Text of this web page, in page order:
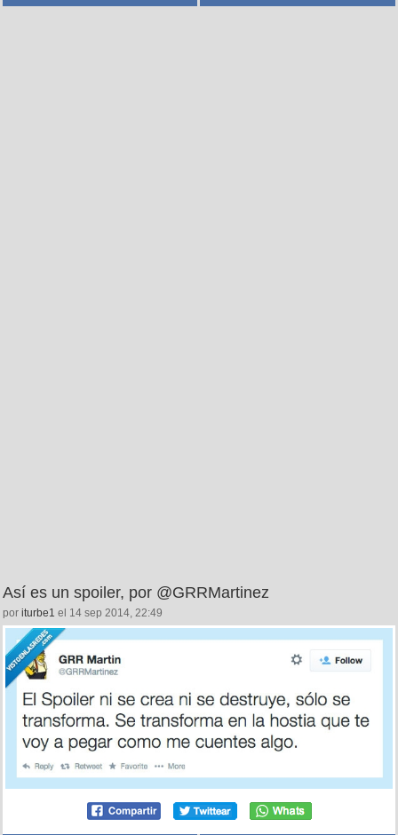
Así es un spoiler, por @GRRMartinez
por iturbe1 el 14 sep 2014, 22:49